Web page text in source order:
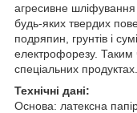
агресивне шліфування
будь-яких твердих
подряпин, грунтів і
електрофорезу. Таким
спеціальних продуктах.
Технічні дані:
Основа: латексна